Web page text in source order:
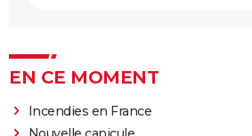
EN CE MOMENT
Incendies en France